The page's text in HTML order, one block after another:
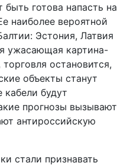
готова напасть на
наиболее вероятной
Эстония, Латвия
ужасающая картина-
остановится,
объекты станут
будут
прогнозы вызывают
антироссийскую
стали признавать